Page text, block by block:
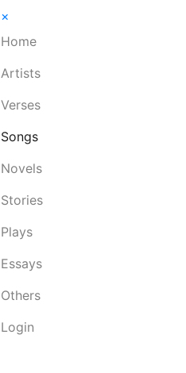
×
Home
Artists
Verses
Songs
Novels
Stories
Plays
Essays
Others
Login